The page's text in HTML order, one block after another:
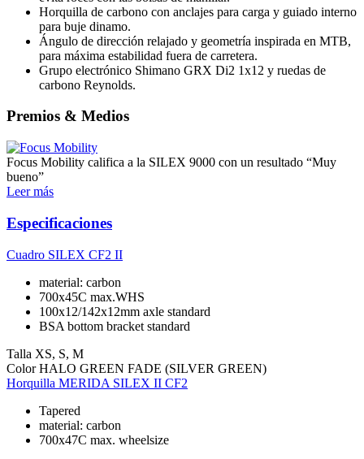
Horquilla de carbono con anclajes para carga y guiado interno
para buje dinamo.
Ángulo de dirección relajado y geometría inspirada en MTB,
para máxima estabilidad fuera de carretera.
Grupo electrónico Shimano GRX Di2 1x12 y ruedas de
carbono Reynolds.
Premios & Medios
Focus Mobility califica a la SILEX 9000 con un resultado “Muy
bueno”
Leer más
Especificaciones
Cuadro SILEX CF2 II
material: carbon
700x45C max.WHS
100x12/142x12mm axle standard
BSA bottom bracket standard
Talla XS, S, M
Color HALO GREEN FADE (SILVER GREEN)
Horquilla MERIDA SILEX II CF2
Tapered
material: carbon
700x47C max. wheelsize